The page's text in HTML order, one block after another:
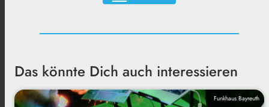
Das könnte Dich auch interessieren
Funkhaus Bayreuth